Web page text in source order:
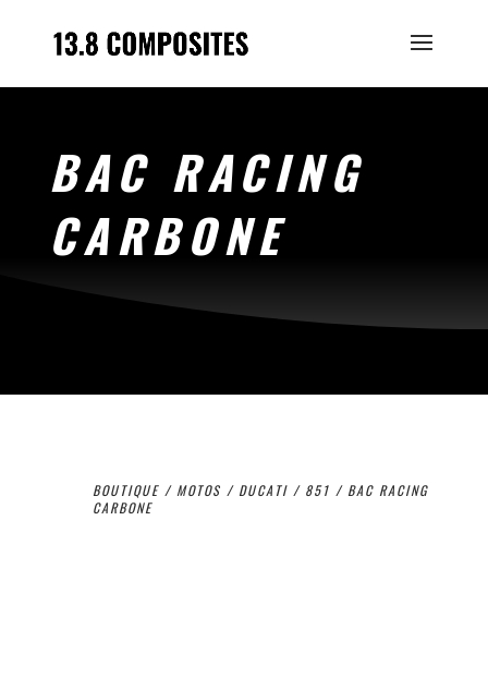
BAC RACING
CARBONE
BOUTIQUE/ MOTOS / DUCATI/ 851 / BAC RACING
CARBONE